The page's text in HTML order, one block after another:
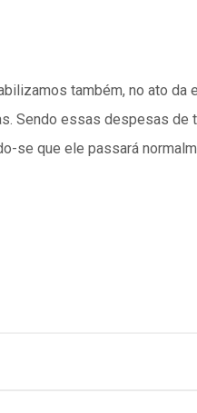
também, no ato da
Sendo essas despesas de
se que ele passará